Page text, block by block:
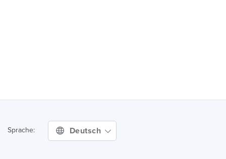
Sprache: Deutsch